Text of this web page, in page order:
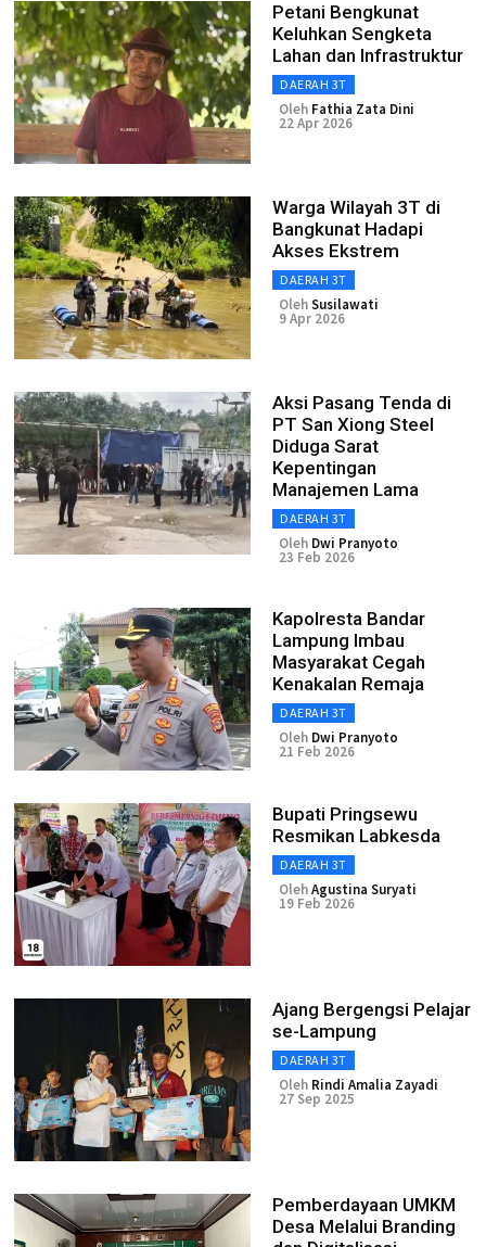
Petani Bengkunat
Keluhkan Sengketa
Lahan dan Infrastruktur
DAERAH 3T
Oleh Fathia Zata Dini
22 Apr 2026
Warga Wilayah 3T di
Bangkunat Hadapi
Akses Ekstrem
DAERAH 3T
OlehSusilawati
9 Apr 2026
Aksi Pasang Tenda di
PT San Xiong Steel
Diduga Sarat
Kepentingan
Manajemen Lama
DAERAH 3T
Oleh Dwi Pranyoto
23 Feb 2026
Kapolresta Bandar
Lampung Imbau
Masyarakat Cegah
Kenakalan Remaja
DAERAH 3T
Oleh Dwi Pranyoto
21 Feb 2026
Bupati Pringsewu
Resmikan Labkesda
DAERAH 3T
OlehAgustina Suryati
19 Feb 2026
Ajang Bergengsi Pelajar
se-Lampung
DAERAH 3T
Oleh Rindi Amalia Zayadi
27 Sep 2025
Pemberdayaan UMKM
Desa Melalui Branding